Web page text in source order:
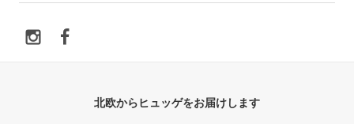
北欧からヒュッゲをお届けします